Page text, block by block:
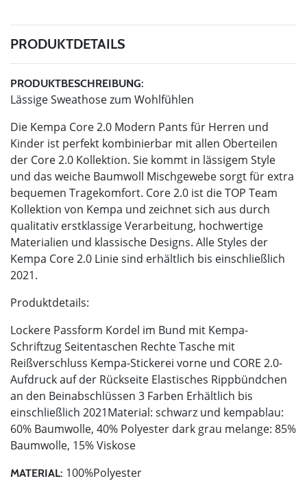
PRODUKTDETAILS
PRODUKTBESCHREIBUNG:
Lässige Sweathose zum Wohlfühlen
Die Kempa Core 2.0 Modern Pants für Herren und
Kinder ist perfekt kombinierbar mit allen Oberteilen
der Core 2.0 Kollektion. Sie kommt in lässigem Style
und das weiche Baumwoll Mischgewebe sorgt für extra
bequemen Tragekomfort. Core 2.0 ist die TOP Team
Kollektion von Kempa und zeichnet sich aus durch
qualitativ erstklassige Verarbeitung, hochwertige
Materialien und klassische Designs. Alle Styles der
Kempa Core 2.0 Linie sind erhältlich bis einschließlich
2021.
Produktdetails:
Lockere Passform Kordel im Bund mit Kempa-
Schriftzug Seitentaschen Rechte Tasche mit
Reißverschluss Kempa-Stickerei vorne und CORE 2.0-
Aufdruck auf der Rückseite Elastisches Rippbündchen
an den Beinabschlüssen 3 Farben Erhältlich bis
einschließlich 2021Material: schwarz und kempablau:
60% Baumwolle, 40% Polyester dark grau melange: 85%
Baumwolle, 15% Viskose
MATERIAL: 100%Polyester